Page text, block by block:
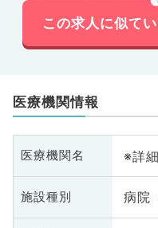
この求人に似て
医療機関情報
医療機関名 ※詳
施設種別 病院